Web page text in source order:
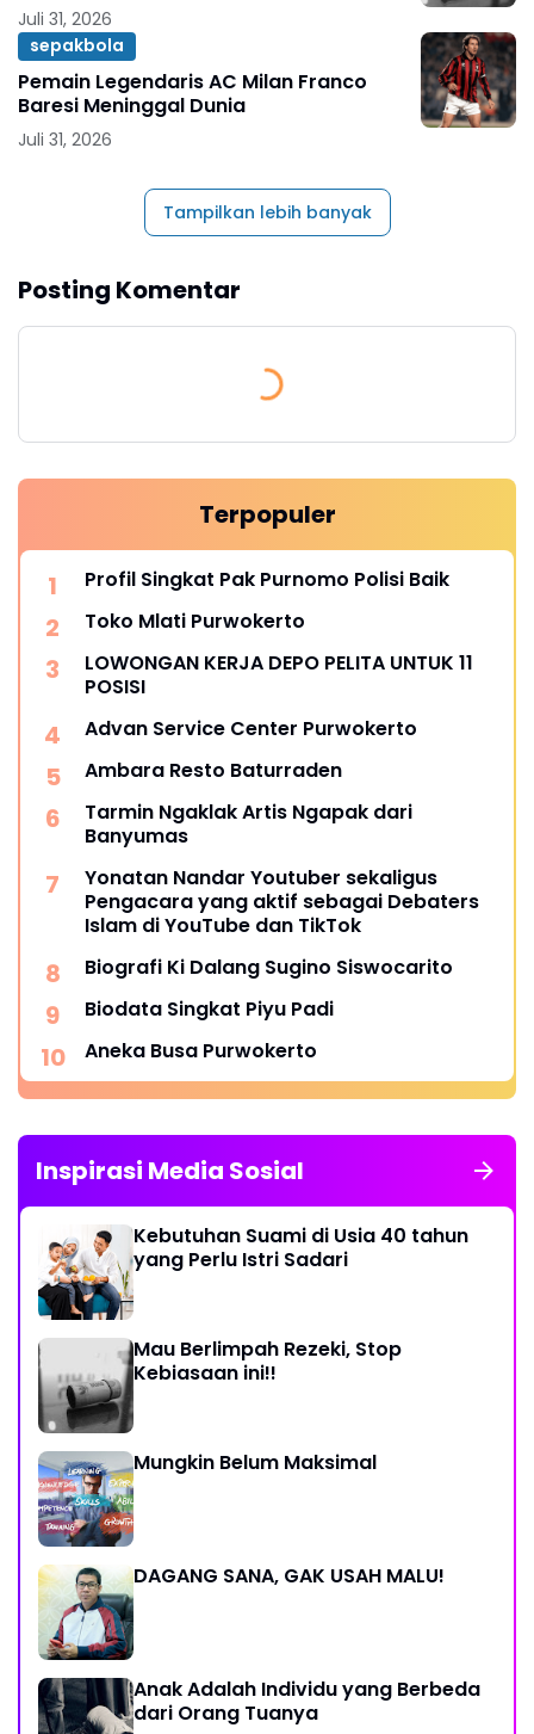
Juli 31, 2026
sepakbola
Pemain Legendaris AC Milan Franco
Baresi Meninggal Dunia
Juli 31, 2026
Tampilkan lebih banyak
Posting Komentar
Terpopuler
Profil Singkat Pak Purnomo Polisi Baik
Toko Mlati Purwokerto
LOWONGAN KERJA DEPO PELITA UNTUK 11
POSISI
Advan Service Center Purwokerto
Ambara Resto Baturraden
Tarmin Ngaklak Artis Ngapak dari
Banyumas
Yonatan Nandar Youtuber sekaligus
Pengacara yang aktif sebagai Debaters
Islam di YouTube dan TikTok
Biografi Ki Dalang Sugino Siswocarito
Biodata Singkat Piyu Padi
Aneka Busa Purwokerto
Inspirasi Media Sosial
Kebutuhan Suami di Usia 40 tahun
yang Perlu Istri Sadari
Mau Berlimpah Rezeki, Stop
Kebiasaan ini!!
Mungkin Belum Maksimal
DAGANG SANA, GAK USAH MALU!
Anak Adalah Individu yang Berbeda
dari Orang Tuanya